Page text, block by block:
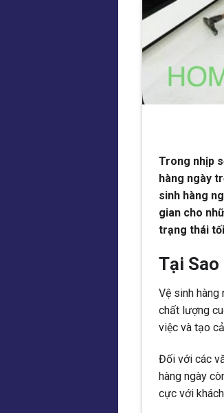
Trong nhịp
hàng ngày
sinh hàng
gian cho
trạng thái
Tại Sao
Vệ sinh hàng
chất lượng
việc và tạo
Đối với các
hàng ngày
cực với